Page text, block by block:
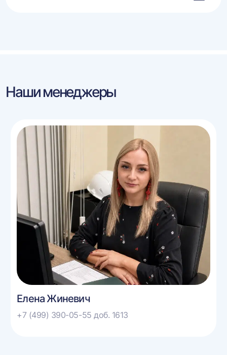
Наши менеджеры
Елена Жиневич
+7 (499) 390-05-55 доб. 1613